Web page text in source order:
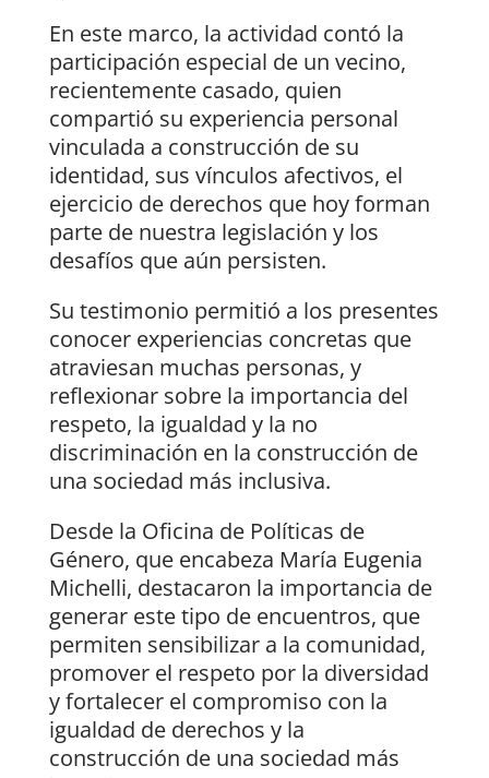
En este marco, la actividad contó la
participación especial de un vecino,
recientemente casado, quien
compartió su experiencia personal
vinculada a construcción de su
identidad, sus vínculos afectivos, el
ejercicio de derechos que hoy forman
parte de nuestra legislación y los
desafíos que aún persisten.
Su testimonio permitió a los presentes
conocer experiencias concretas que
atraviesan muchas personas, y
reflexionar sobre la importancia del
respeto, la igualdad y la no
discriminación en la construcción de
una sociedad más inclusiva.
Desde la Oficina de Políticas de
Género, que encabeza María Eugenia
Michelli, destacaron la importancia de
generar este tipo de encuentros, que
permiten sensibilizar a la comunidad,
promover el respeto por la diversidad
y fortalecer el compromiso con la
igualdad de derechos y la
construcción de una sociedad más